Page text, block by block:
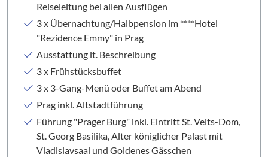
Reiseleitung bei allen Ausflügen
3 x Übernachtung/Halbpension im ****Hotel
"Rezidence Emmy" in Prag
Ausstattung lt. Beschreibung
3 x Frühstücksbuffet
3 x 3-Gang-Menü oder Buffet am Abend
Prag inkl. Altstadtführung
Führung "Prager Burg" inkl. Eintritt St. Veits-Dom,
St. Georg Basilika, Alter königlicher Palast mit
Vladislavsaal und Goldenes Gässchen